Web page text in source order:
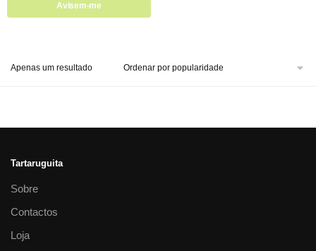
Avisem-me
Apenas um resultado
Tartaruguita
Sobre
Contactos
Loja